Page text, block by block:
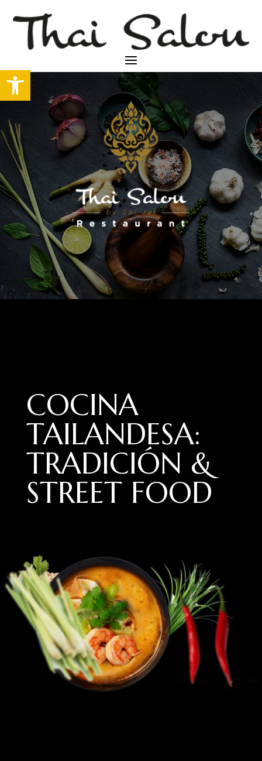
Abrir barra de herramientas
COCINA
TAILANDESA:
TRADICIÓN &
STREET FOOD